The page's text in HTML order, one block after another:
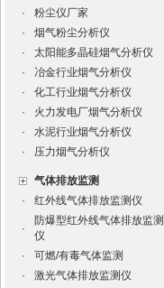
·
粉尘仪厂家
·
烟气粉尘分析仪
·
太阳能多晶硅烟气分析仪
·
冶金行业烟气分析仪
·
化工行业烟气分析仪
·
火力发电厂烟气分析仪
·
水泥行业烟气分析仪
·
压力烟气分析仪
气体排放监测
·
红外线气体排放监测仪
·
防爆型红外线气体排放监测
仪
·
可燃/有毒气体监测
·
激光气体排放监测仪